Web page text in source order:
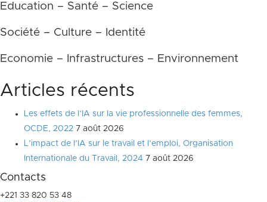
Education – Santé – Science
Société – Culture – Identité
Economie – Infrastructures – Environnement
Articles récents
Les effets de l’IA sur la vie professionnelle des femmes,
OCDE, 2022 7 août 2026
L’impact de l’IA sur le travail et l’emploi, Organisation
Internationale du Travail, 2024 7 août 2026
Contacts
+221 33 820 53 48